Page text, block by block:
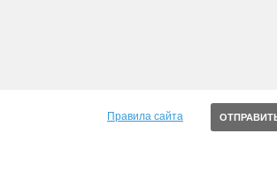
Правила сайта